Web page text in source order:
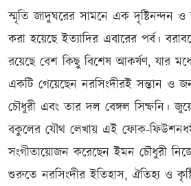
স্মৃতি জাদুঘরের সামনে এক দৃষ্টিনন্দন
করা হয়েছে ইত্যাদির এবারের পর্ব।
রয়েছে বেশ কিছু বিশেষ আকর্ষণ, যার
একটি গেয়েছেন নরসিংদীরই সন্তান ও
চৌধুরী এবং তার দল বেঙ্গল সিম্ফনি।
বকুলের যৌথ লেখায় এই ফোক-
সংগীতায়োজন করেছেন ইমন চৌধুরী
শুরুতে নরসিংদীর ইতিহাস, ঐতিহ্য ও